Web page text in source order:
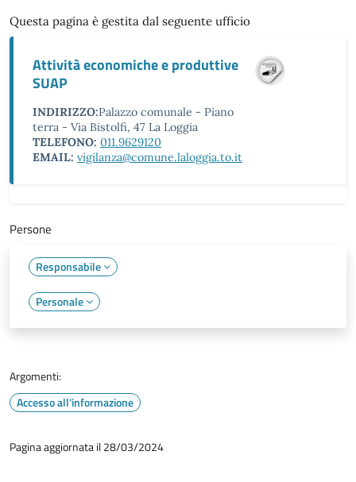
Questa pagina è gestita dal seguente ufficio
Attività economiche e produttive
SUAP
INDIRIZZO:Palazzo comunale - Piano
terra - Via Bistolfi, 47 La Loggia
TELEFONO: 011.9629120
EMAIL: vigilanza@comune.laloggia.to.it
Persone
Responsabile
Personale
Argomenti:
Accesso all'informazione
Pagina aggiornata il 28/03/2024